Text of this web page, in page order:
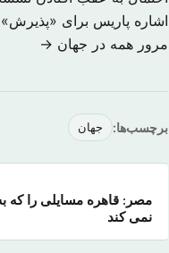
اشاره پاریس برای
مرور همه در جهان →
برچسب‌ها: جهان
مصر: قاهره مسایلی را که
نمی کند